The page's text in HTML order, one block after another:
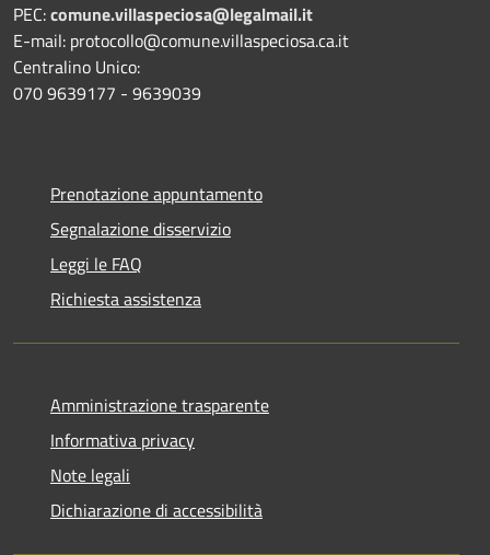
PEC:comune.villaspeciosa@legalmail.it
E-mail: protocollo@comune.villaspeciosa.ca.it
Centralino Unico:
070 9639177 - 9639039
Prenotazione appuntamento
Segnalazione disservizio
Leggi le FAQ
Richiesta assistenza
Amministrazione trasparente
Informativa privacy
Note legali
Dichiarazione di accessibilità